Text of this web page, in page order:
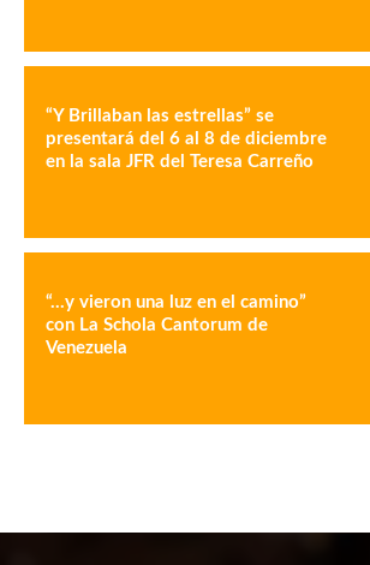
“Y Brillaban las estrellas” se
presentará del 6 al 8 de diciembre
en la sala JFR del Teresa Carreño
“…y vieron una luz en el camino”
con La Schola Cantorum de
Venezuela